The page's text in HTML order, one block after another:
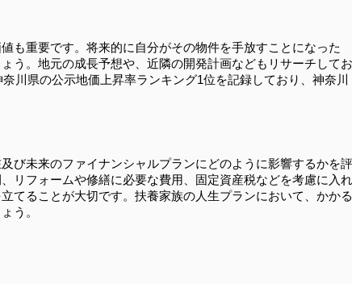
も重要です。将来的に自分がその物件を手放すことになった
う。地元の成長予想や、近隣の開発計画などもリサーチしてお
川県の公示地価上昇率ランキング1位を記録しており、神奈川
び未来のファイナンシャルプランにどのように影響するかを評
リフォームや修繕に必要な費用、固定資産税などを考慮に入れ
てることが大切です。扶養家族の人生プランにおいて、かかる
う。